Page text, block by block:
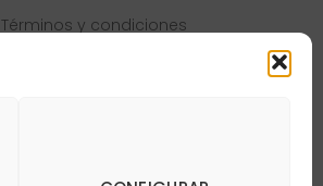
Términos y condiciones